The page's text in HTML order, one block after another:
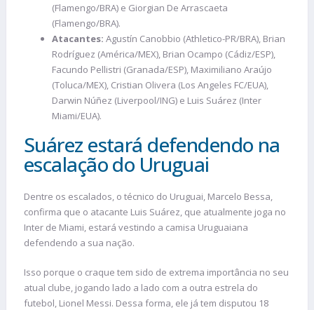
(Flamengo/BRA) e Giorgian De Arrascaeta
(Flamengo/BRA).
Atacantes: Agustín Canobbio (Athletico-PR/BRA), Brian
Rodríguez (América/MEX), Brian Ocampo (Cádiz/ESP),
Facundo Pellistri (Granada/ESP), Maximiliano Araújo
(Toluca/MEX), Cristian Olivera (Los Angeles FC/EUA),
Darwin Núñez (Liverpool/ING) e Luis Suárez (Inter
Miami/EUA).
Suárez estará defendendo na
escalação do Uruguai
Dentre os escalados, o técnico do Uruguai, Marcelo Bessa,
confirma que o atacante Luis Suárez, que atualmente joga no
Inter de Miami, estará vestindo a camisa Uruguaiana
defendendo a sua nação.
Isso porque o craque tem sido de extrema importância no seu
atual clube, jogando lado a lado com a outra estrela do
futebol, Lionel Messi. Dessa forma, ele já tem disputou 18